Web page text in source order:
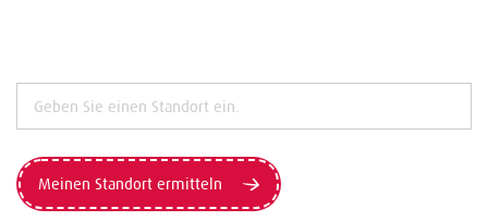
Meinen Standort ermitteln